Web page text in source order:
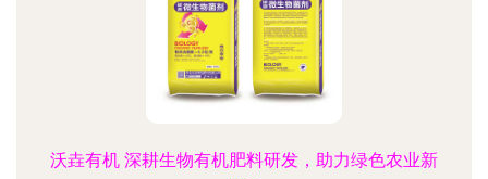
沃垚有机 深耕生物有机肥料研发，助力绿色农业新